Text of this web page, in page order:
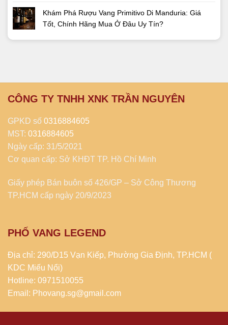
Khám Phá Rượu Vang Primitivo Di Manduria: Giá
Tốt, Chính Hãng Mua Ở Đâu Uy Tín?
CÔNG TY TNHH XNK TRẦN NGUYÊN
GPKD số 0316884605
MST: 0316884605
Ngày cấp: 31/5/2021
Cơ quan cấp: Sở KHĐT TP. Hồ Chí Minh
Giấy phép Bán buôn số 426/GP – Sở Công Thương
TP.HCM cấp ngày 20/9/2023
PHỐ VANG LEGEND
Địa chỉ: 290/D15 Vạn Kiếp, Phường Gia Định, TP.HCM (
KDC Miếu Nổi)
Hotline: 0971510055
Email: Phovang.sg@gmail.com